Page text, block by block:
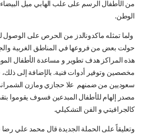
من الأطفال الرسم على علب الهابي ميل
الوطن.
ولما تمثله ماكدونالدز من الحرص على الوصول
حولت بعض من فروعها في المناطق الغربية
هذه المراكز هدف تطوير و مساعدة الأطفال
مخصصين وتوفير أدوات فنية. بالإضافة إلى
سعوديين من ضمنهم علا حجازي ومازن الشمراني
مصدر إلهام للأطفال المبدعين فسوف يقوموا
كالجرافيتي و الفن التشكيلي.
وتعليقاً على الحملة الجديدة قال محمد علي